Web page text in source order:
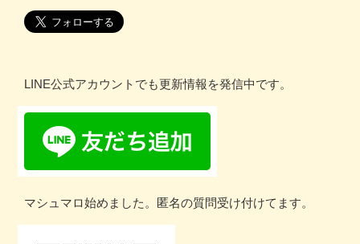
LINE公式アカウントでも更新情報を発信中です。
マシュマロ始めました。匿名の質問受け付けてます。